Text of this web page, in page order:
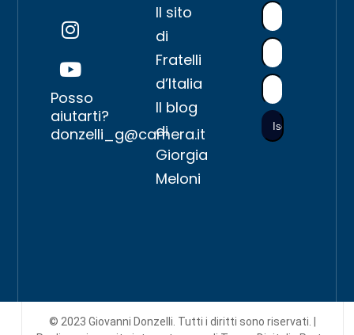
Posso
aiutarti?
donzelli_g@camera.it
Il sito
di
Fratelli
d’Italia
Il blog
di
Giorgia
Meloni
© 2023 Giovanni Donzelli. Tutti i diritti sono riservati. |